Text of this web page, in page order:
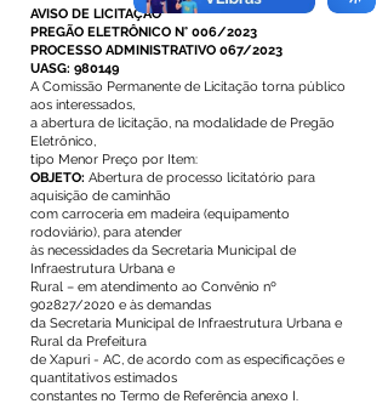
AVISO DE LICITAÇÃO
PREGÃO ELETRÔNICO N° 006/2023
PROCESSO ADMINISTRATIVO 067/2023
UASG: 980149
A Comissão Permanente de Licitação torna público
aos interessados,
a abertura de licitação, na modalidade de Pregão
Eletrônico,
tipo Menor Preço por Item:
OBJETO: Abertura de processo licitatório para
aquisição de caminhão
com carroceria em madeira (equipamento
rodoviário), para atender
às necessidades da Secretaria Municipal de
Infraestrutura Urbana e
Rural – em atendimento ao Convênio nº
902827/2020 e às demandas
da Secretaria Municipal de Infraestrutura Urbana e
Rural da Prefeitura
de Xapuri - AC, de acordo com as especificações e
quantitativos estimados
constantes no Termo de Referência anexo I.